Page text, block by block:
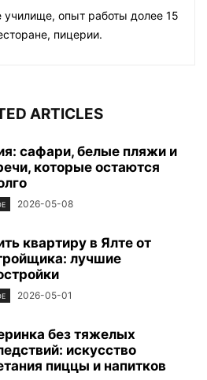
училище, опыт работы долее 15
пицерии.
ARTICLES
сафари, белые пляжи и
которые остаются
2026-05-08
квартиру в Ялте от
лучшие
2026-05-01
без тяжелых
искусство
пиццы и напитков